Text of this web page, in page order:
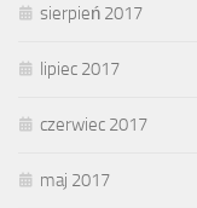
sierpień 2017
lipiec 2017
czerwiec 2017
maj 2017